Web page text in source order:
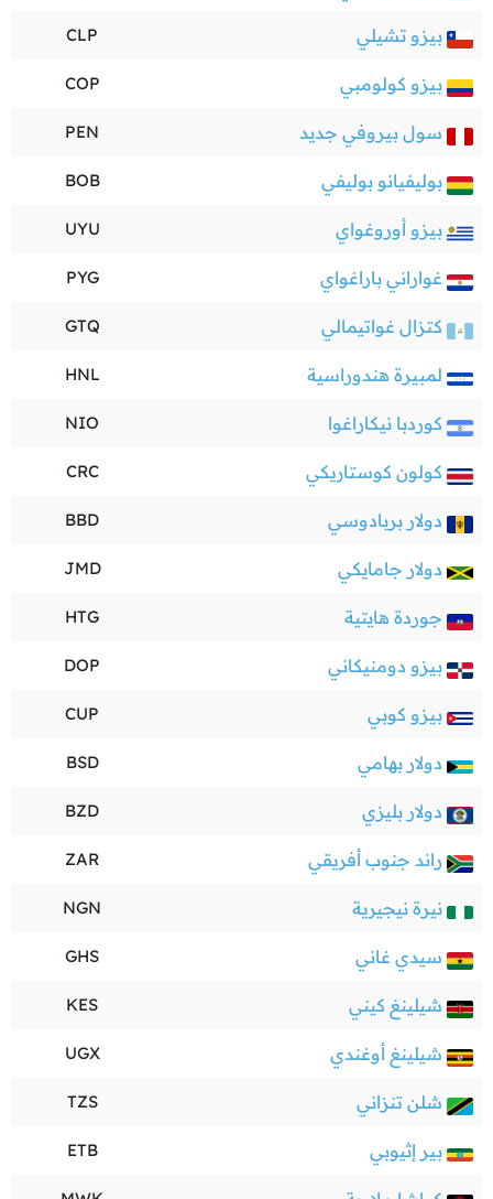
بيزو تشيلي CLP
بيزو كولومبي COP
سول بيروفي جديد PEN
بوليفيانو بوليفي BOB
بيزو أوروغواي UYU
غواراني باراغواي PYG
كتزال غواتيمالي GTQ
لمبيرة هندوراسية HNL
كوردبا نيكاراغوا NIO
كولون كوستاريكي CRC
دولار بربادوسي BBD
دولار جامايكي JMD
جوردة هايتية HTG
بيزو دومنيكاني DOP
بيزو كوبي CUP
دولار بهامي BSD
دولار بليزي BZD
راند جنوب أفريقي ZAR
نيرة نيجيرية NGN
سيدي غاني GHS
شيلينغ كيني KES
شيلينغ أوغندي UGX
شلن تنزاني TZS
بير إثيوبي ETB